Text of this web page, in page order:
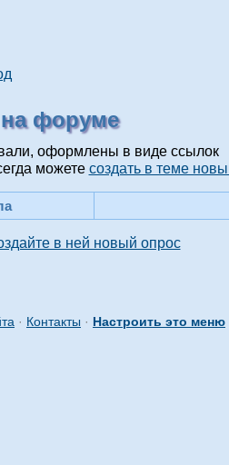
форуме
оформлены в виде ссылок
можете создать в теме
в ней новый опрос
· Контакты · Настроить это меню